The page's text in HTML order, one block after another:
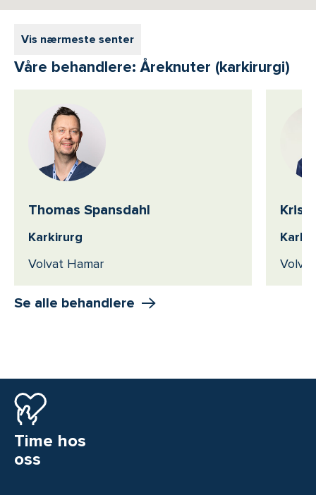
Vis nærmeste senter
Våre behandlere: Åreknuter (karkirurgi)
Thomas Spansdahl
Karkirurg
Volvat Hamar
Se alle behandlere
Time hos
oss